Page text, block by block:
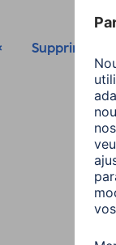
Supprimer